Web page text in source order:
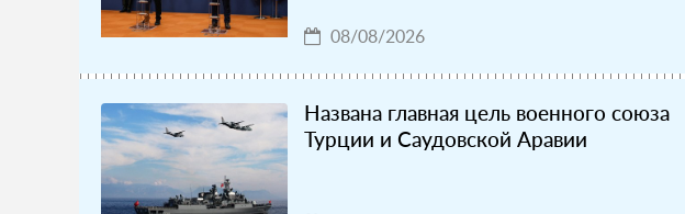
08/08/2026
Названа главная цель военного союза
Турции и Саудовской Аравии